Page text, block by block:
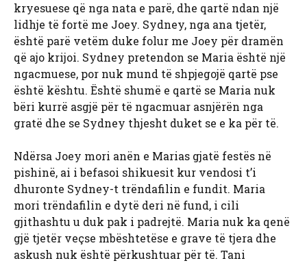
kryesuese që nga nata e parë, dhe qartë ndan një
lidhje të fortë me Joey. Sydney, nga ana tjetër,
është parë vetëm duke folur me Joey për dramën
që ajo krijoi. Sydney pretendon se Maria është një
ngacmuese, por nuk mund të shpjegojë qartë pse
është kështu. Është shumë e qartë se Maria nuk
bëri kurrë asgjë për të ngacmuar asnjërën nga
gratë dhe se Sydney thjesht duket se e ka për të.
Ndërsa Joey mori anën e Marias gjatë festës në
pishinë, ai i befasoi shikuesit kur vendosi t’i
dhuronte Sydney-t trëndafilin e fundit. Maria
mori trëndafilin e dytë deri në fund, i cili
gjithashtu u duk pak i padrejtë. Maria nuk ka qenë
gjë tjetër veçse mbështetëse e grave të tjera dhe
askush nuk është përkushtuar për të. Tani